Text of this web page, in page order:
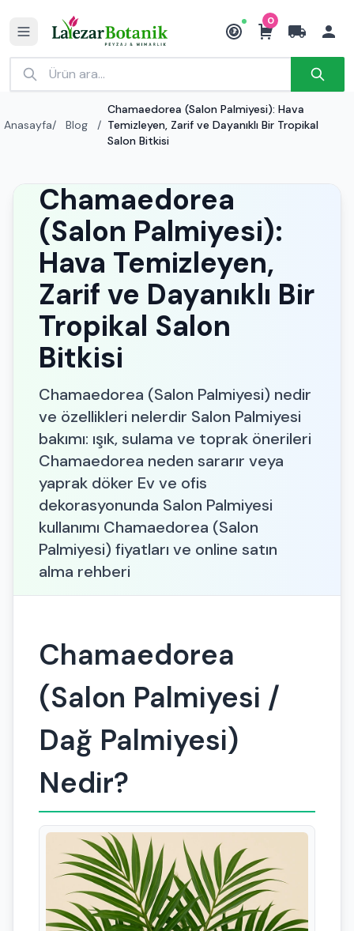
₺
0
Anasayfa/ Blog /
Chamaedorea (Salon Palmiyesi): Hava
Temizleyen, Zarif ve Dayanıklı Bir Tropikal
Salon Bitkisi
Chamaedorea
(Salon Palmiyesi):
Hava Temizleyen,
Zarif ve Dayanıklı Bir
Tropikal Salon
Bitkisi
Chamaedorea (Salon Palmiyesi) nedir
ve özellikleri nelerdir Salon Palmiyesi
bakımı: ışık, sulama ve toprak önerileri
Chamaedorea neden sararır veya
yaprak döker Ev ve ofis
dekorasyonunda Salon Palmiyesi
kullanımı Chamaedorea (Salon
Palmiyesi) fiyatları ve online satın
alma rehberi
Chamaedorea
(Salon Palmiyesi /
Dağ Palmiyesi)
Nedir?